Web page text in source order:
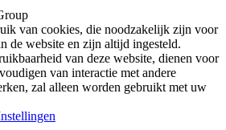
van cookies, die noodzakelijk zijn voor
de website en zijn altijd ingesteld.
van deze website, dienen voor
van interactie met andere
zal alleen worden gebruikt met uw